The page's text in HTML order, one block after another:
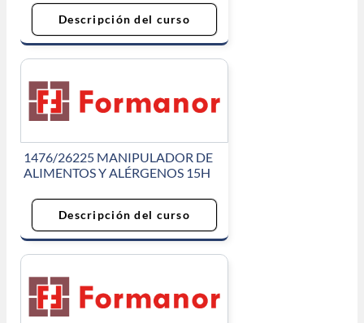
Descripción del curso
1476/26225 MANIPULADOR DE
ALIMENTOS Y ALÉRGENOS 15H
Descripción del curso